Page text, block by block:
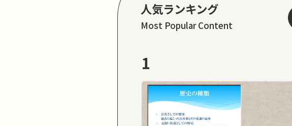
人気ランキング
Most Popular Content
1